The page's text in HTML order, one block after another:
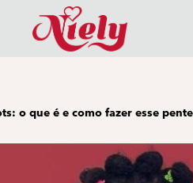
o que é e como fazer esse